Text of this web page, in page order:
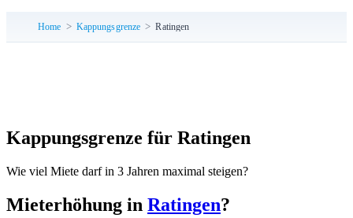
Home Kappungsgrenze Ratingen
Kappungsgrenze für Ratingen
Wie viel Miete darf in 3 Jahren maximal steigen?
Mieterhöhung in Ratingen?